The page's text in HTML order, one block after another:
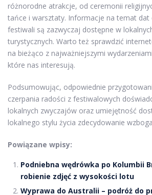
różnorodne atrakcje, od ceremonii
tańce i warsztaty. Informacje na temat
festiwali są zazwyczaj dostępne w
turystycznych. Warto też sprawdzić
na bieżąco z najważniejszymi
które nas interesują.
Podsumowując, odpowiednie
czerpania radości z festiwalowych
lokalnych zwyczajów oraz umiejętność
lokalnego stylu życia zdecydowanie
Powiązane wpisy:
Podniebna wędrówka po Kolumbii
robienie zdjęć z wysokości lotu
Wyprawa do Australii – podróż do